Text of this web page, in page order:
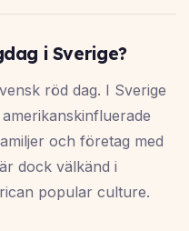
i Sverige?
röd dag. I Sverige
och företag med
dock välkänd i
popular culture.